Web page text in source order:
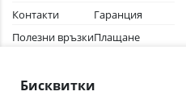
Контакти
Полезни връзки
Общи условия
Гаранция
Плащане
Бисквитки